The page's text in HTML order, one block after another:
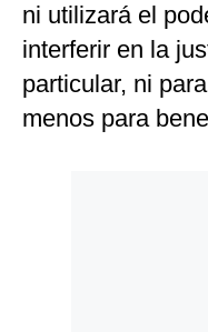
ni utilizará el
interferir en la
particular, ni
menos para